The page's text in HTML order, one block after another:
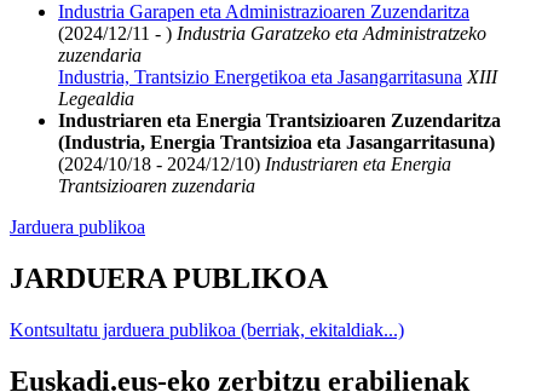
Industria Garapen eta Administrazioaren Zuzendaritza
(2024/12/11 - ) Industria Garatzeko eta Administratzeko
zuzendaria
Industria, Trantsizio Energetikoa eta Jasangarritasuna XIII
Legealdia
Industriaren eta Energia Trantsizioaren Zuzendaritza
(Industria, Energia Trantsizioa eta Jasangarritasuna)
(2024/10/18 - 2024/12/10) Industriaren eta Energia
Trantsizioaren zuzendaria
Jarduera publikoa
JARDUERA PUBLIKOA
Kontsultatu jarduera publikoa (berriak, ekitaldiak...)
Euskadi.eus-eko zerbitzu erabilienak